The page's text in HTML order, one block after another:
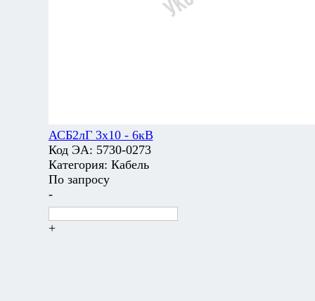
АСБ2лГ 3х10 - 6кВ
Код ЭА: 5730-0273
Категория: Кабель
По запросу
-
+